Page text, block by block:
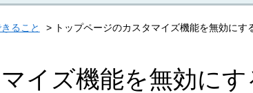
ること トップページのカスタマイズ機能を無効にす
イズ機能を無効にす